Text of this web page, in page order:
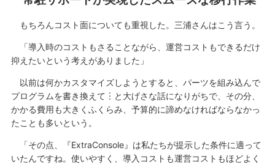
もちろんコスト面についても重視した。三浦さんはこう言う。
「導入時のコストもさることながら、運営コストもできるだけ
抑えたいという考えがありました」
以前は何かカスタマイズしようとすると、パーツを組み込んで
プログラムを書き換えて︙と大げさな話になりがちで、その分、
かかる費用も大きくふくらみ、予算的に諦めなければならなかっ
たことも多いという。
「その点、『ExtraConsole』は私たちが提示した条件に適って
いたんですね。使いやすく、導入コストも運営コストもほどよく